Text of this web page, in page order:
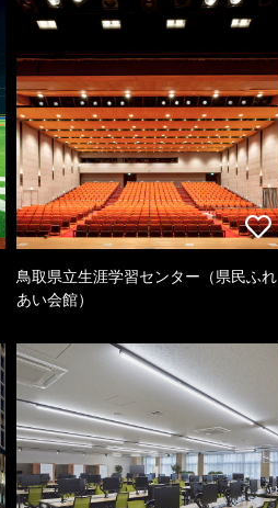
鳥取県立生涯学習センター（県民ふれ
あい会館）